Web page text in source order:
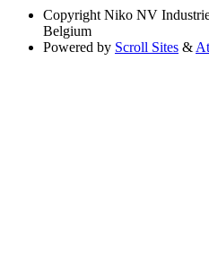
Copyright Niko NV
Belgium
Powered by Scroll Sites &